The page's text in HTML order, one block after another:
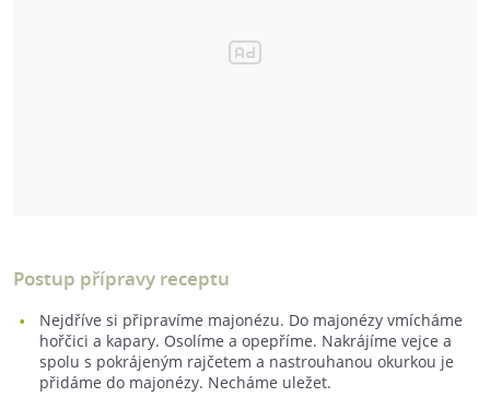
Postup přípravy receptu
Nejdříve si připravíme majonézu. Do majonézy vmícháme
hořčici a kapary. Osolíme a opepříme. Nakrájíme vejce a
spolu s pokrájeným rajčetem a nastrouhanou okurkou je
přidáme do majonézy. Necháme uležet.